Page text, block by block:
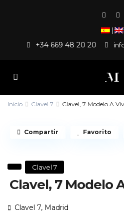
|
+34 669 48 20 20
Inicio Clavel 7 Clavel, 7 Modelo A
Clavel 7
Clavel, 7 Modelo
Clavel 7, Madrid
Compartir Favorito